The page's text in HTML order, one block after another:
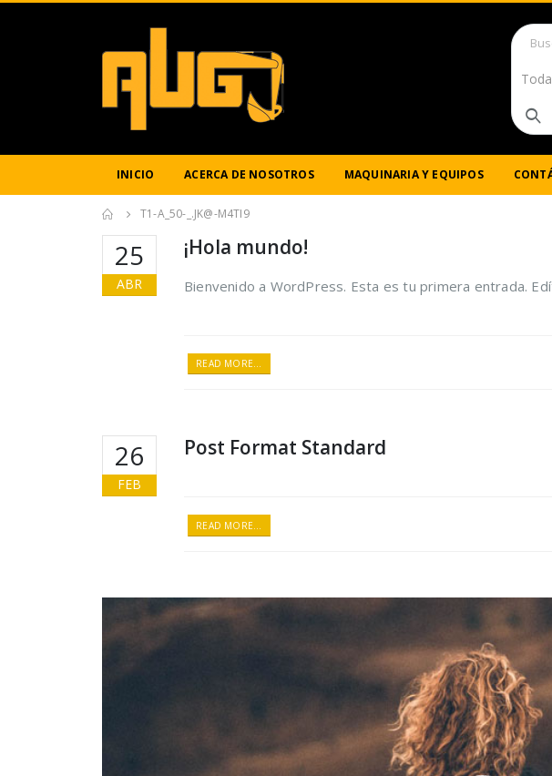
INICIO ACERCA DE NOSOTROS MAQUINARIA Y EQUIPOS
T1-A_50-_.JK@-M4TI9
25
ABR
¡Hola mundo!
Bienvenido a WordPress. Esta es tu primera entrada.
READ MORE...
26
FEB
Post Format Standard
READ MORE...
Reproductor
vídeo